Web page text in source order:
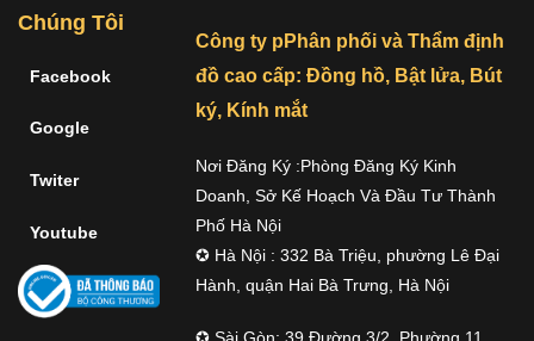
Chúng Tôi
Facebook
Google
Twiter
Youtube
Công ty pPhân phối và Thẩm định
đồ cao cấp: Đồng hồ, Bật lửa, Bút
ký, Kính mắt
Nơi Đăng Ký :Phòng Đăng Ký Kinh
Doanh, Sở Kế Hoạch Và Đầu Tư Thành
Phố Hà Nội
✪ Hà Nội : 332 Bà Triệu, phường Lê Đại
Hành, quận Hai Bà Trưng, Hà Nội
✪ Sài Gòn: 39 Đường 3/2, Phường 11,